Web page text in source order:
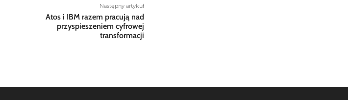
Następny artykuł
Atos i IBM razem pracują nad
przyspieszeniem cyfrowej
transformacji